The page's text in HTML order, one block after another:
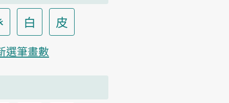
白
皮
選筆畫數